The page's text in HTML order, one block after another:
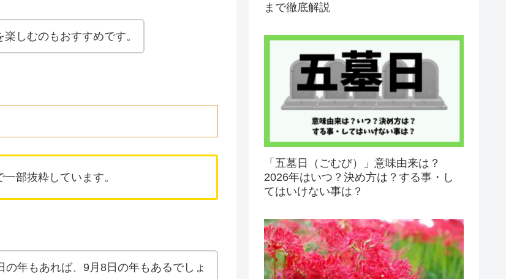
しむのもおすすめです。
部抜粋しています。
年もあれば、9月8日の年もあるでしょ
まで徹底解説
「五墓日（ごむび）」意味由来は？
2026年はいつ？決め方は？する事・し
てはいけない事は？